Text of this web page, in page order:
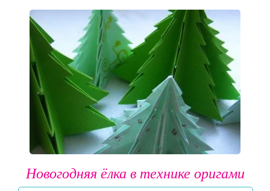
Новогодняя ёлка в технике оригами